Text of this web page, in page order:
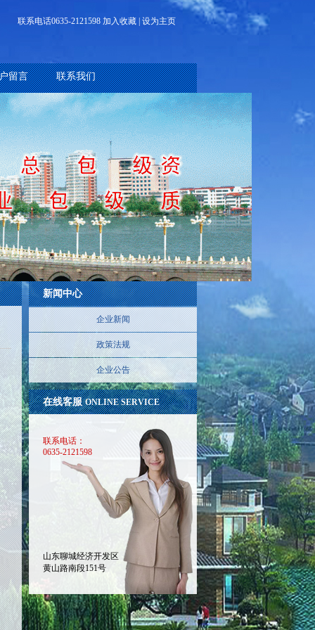
联系电话0635-2121598 加入收藏 | 设为主页
留言 联系我们
新闻中心
企业新闻
政策法规
企业公告
在线客服ONLINE SERVICE
联系电话：
0635-2121598
山东聊城经济开发区
黄山路南段151号